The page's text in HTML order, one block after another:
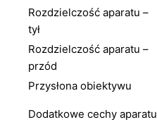
Rozdzielczość aparatu –
tył
Rozdzielczość aparatu –
przód
Przysłona obiektywu
Dodatkowe cechy aparatu